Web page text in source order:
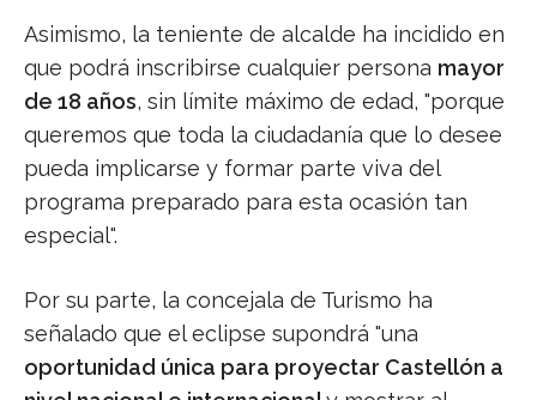
Asimismo, la teniente de alcalde ha incidido en
que podrá inscribirse cualquier persona mayor
de 18 años, sin límite máximo de edad, "porque
queremos que toda la ciudadanía que lo desee
pueda implicarse y formar parte viva del
programa preparado para esta ocasión tan
especial".
Por su parte, la concejala de Turismo ha
señalado que el eclipse supondrá "una
oportunidad única para proyectar Castellón a